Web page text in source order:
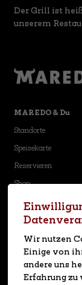
Wir nutzen
Einige von
andere uns
Erfahrung zu
Der Grill ist
unserem
MAREDO & Du
Standorte
Speisekarte
Reservieren
Shop
Karriere
Social Media
MAREDO App